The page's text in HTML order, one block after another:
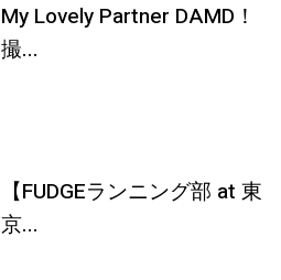
My Lovely Partner DAMD！
撮...
【FUDGEランニング部 at 東
京...